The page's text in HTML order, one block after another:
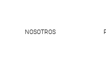
NOSOTROS